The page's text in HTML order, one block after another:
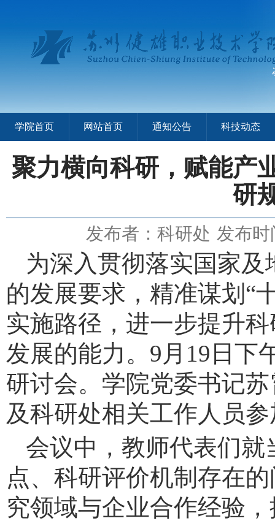
学院首页 网站首页 通知公告 科技动态
聚力横向科研，赋能
研
发布者：科研处 发布
为深入贯彻落实国家
的发展要求，精准谋划“
实施路径，进一步提升
发展的能力。 9 月 19 日下
研讨会。学院党委书记
及科研处相关工作人员
会议中，教师代表们
点、科研评价机制存在
究领域与企业合作经验